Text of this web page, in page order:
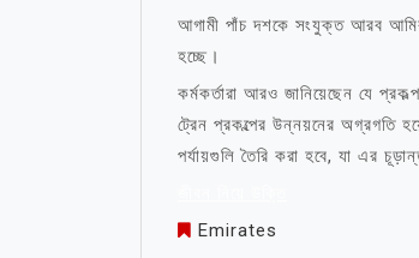
আগামী পাঁচ দশকে সংযুক্ত আরব
হচ্ছে।
কর্মকর্তারা আরও জানিয়েছেন যে
ট্রেন প্রকল্পের উন্নয়নের অগ্রগতি
পর্যায়গুলি তৈরি করা হবে, যা এর
Emirates